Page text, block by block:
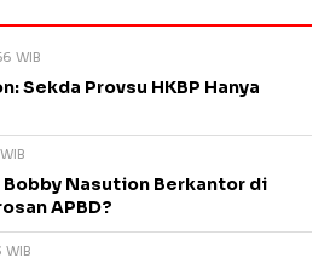
WIB
Sekda Provsu HKBP Hanya
Nasution Berkantor di
APBD?